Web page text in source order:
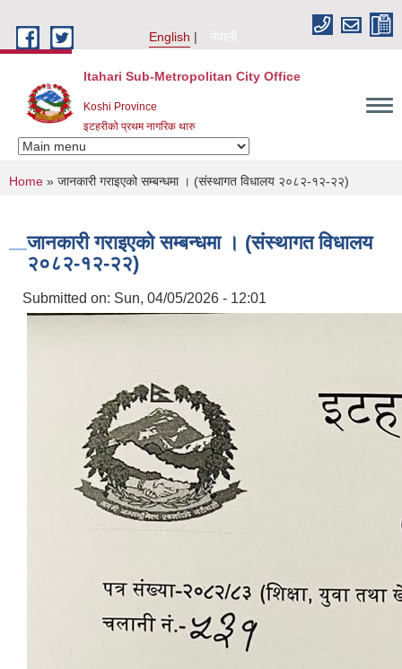
English
नेपाली
Itahari Sub-Metropolitan City Office
Koshi Province
इटहरीको प्रथम नागरिक थारु
You are here
Home » जानकारी गराइएको सम्बन्धमा । (संस्थागत विधालय २०८२-१२-२२)
जानकारी गराइएको सम्बन्धमा । (संस्थागत विधालय
२०८२-१२-२२)
Submitted on: Sun, 04/05/2026 - 12:01